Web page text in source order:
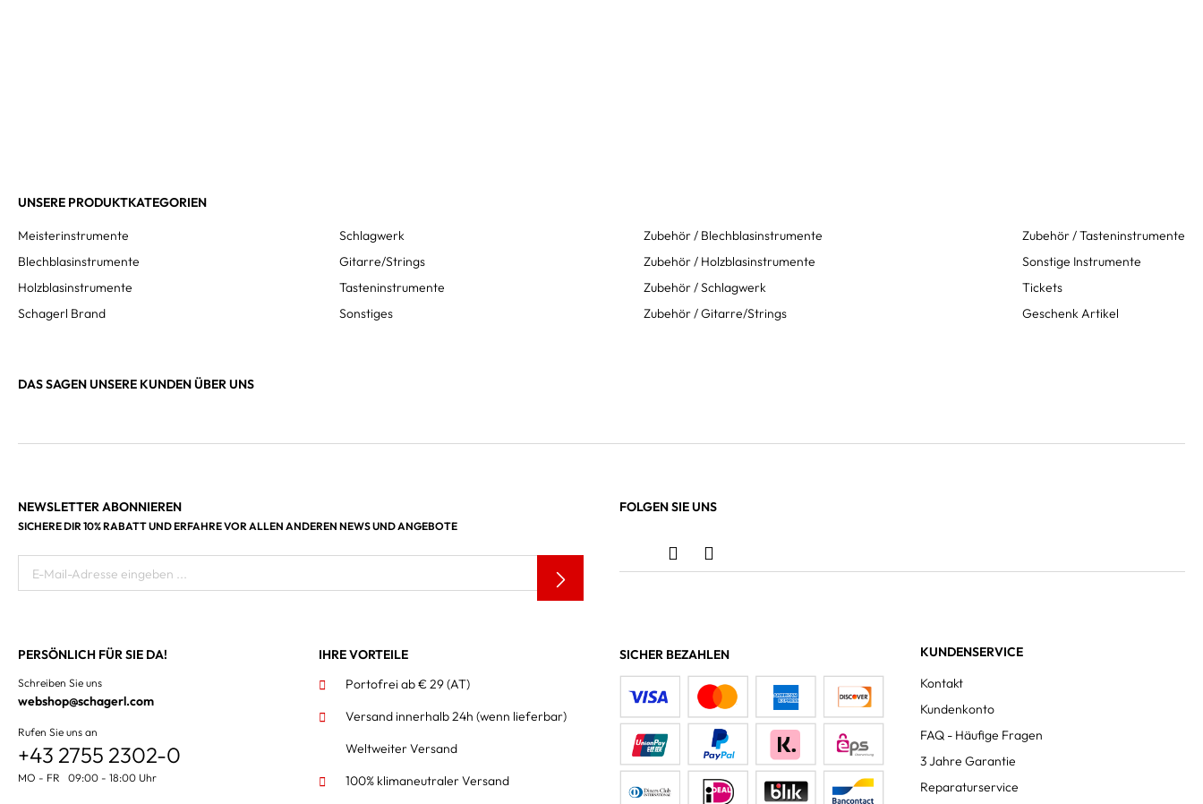
UNSERE PRODUKTKATEGORIEN
Meisterinstrumente
Blechblasinstrumente
Holzblasinstrumente
Schagerl Brand
Schlagwerk
Gitarre/Strings
Tasteninstrumente
Sonstiges
Zubehör / Blechblasinstrumente
Zubehör / Holzblasinstrumente
Zubehör / Schlagwerk
Zubehör / Gitarre/Strings
Zubehör / Tasteninstrumente
Sonstige Instrumente
Tickets
Geschenk Artikel
DAS SAGEN UNSERE KUNDEN ÜBER UNS
NEWSLETTER ABONNIEREN
SICHERE DIR 10% RABATT UND ERFAHRE VOR ALLEN ANDEREN NEWS UND ANGEBOTE
E-Mail-Adresse eingeben ...
FOLGEN SIE UNS
PERSÖNLICH FÜR SIE DA!
Schreiben Sie uns
webshop@schagerl.com
Rufen Sie uns an
+43 2755 2302-0
MO - FR 09:00 - 18:00 Uhr
IHRE VORTEILE
Portofrei ab € 29 (AT)
Versand innerhalb 24h (wenn lieferbar)
Weltweiter Versand
100% klimaneutraler Versand
SICHER BEZAHLEN
KUNDENSERVICE
Kontakt
Kundenkonto
FAQ - Häufige Fragen
3 Jahre Garantie
Reparaturservice